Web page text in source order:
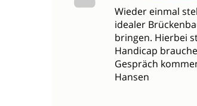
Wieder einmal
idealer
bringen. Hierbei
Handicap
Gespräch
Hansen